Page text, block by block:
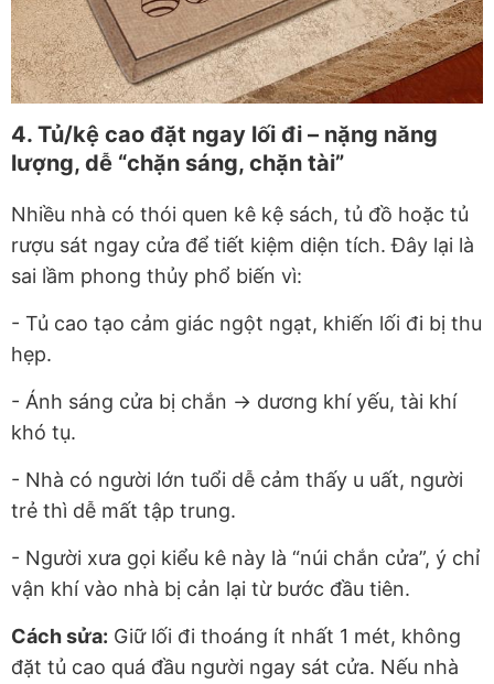
4. Tủ/kệ cao đặt ngay lối đi – nặng năng
lượng, dễ “chặn sáng, chặn tài”
Nhiều nhà có thói quen kê kệ sách, tủ đồ hoặc tủ
rượu sát ngay cửa để tiết kiệm diện tích. Đây lại là
sai lầm phong thủy phổ biến vì:
- Tủ cao tạo cảm giác ngột ngạt, khiến lối đi bị thu
hẹp.
- Ánh sáng cửa bị chắn → dương khí yếu, tài khí
khó tụ.
- Nhà có người lớn tuổi dễ cảm thấy u uất, người
trẻ thì dễ mất tập trung.
- Người xưa gọi kiểu kê này là “núi chắn cửa”, ý chỉ
vận khí vào nhà bị cản lại từ bước đầu tiên.
Cách sửa: Giữ lối đi thoáng ít nhất 1 mét, không
đặt tủ cao quá đầu người ngay sát cửa. Nếu nhà